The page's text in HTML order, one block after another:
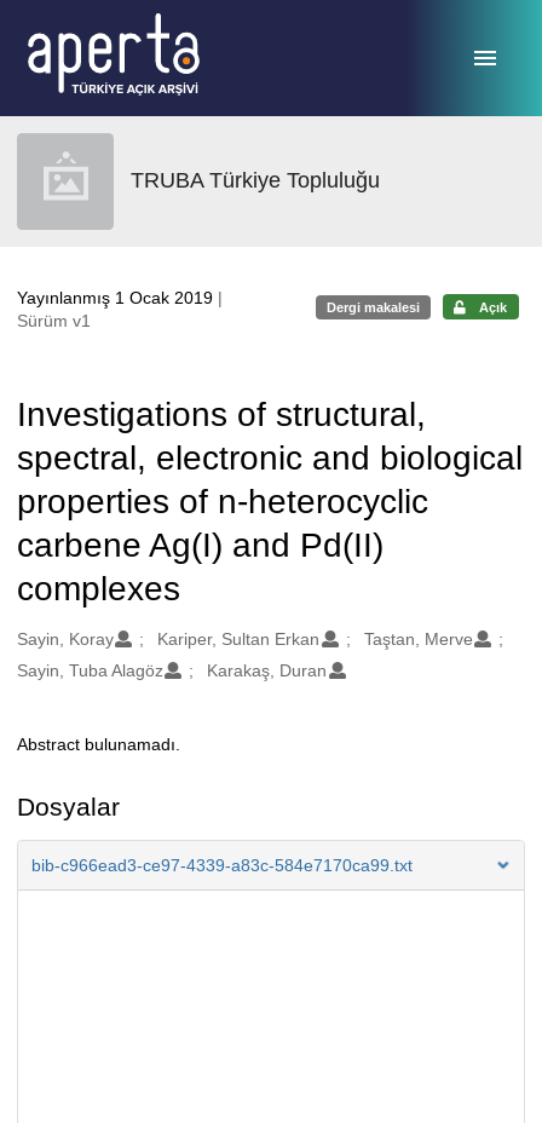
TRUBA Türkiye Topluluğu
Yayınlanmış 1 Ocak 2019 |
Sürüm v1
Dergi makalesi Açık
Investigations of structural,
spectral, electronic and biological
properties of n-heterocyclic
carbene Ag(I) and Pd(II)
complexes
Oluşturanlar
Sayin, Koray Kariper, Sultan Erkan
Taştan, Merve
Sayin, Tuba Alagöz
Karakaş, Duran
Açıklama
Abstract bulunamadı.
Dosyalar
bib-c966ead3-ce97-4339-a83c-584e7170ca99.txt